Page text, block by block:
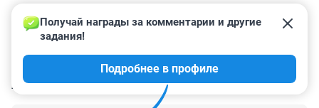
КОММЕНТАРИИ 1
Получай награды за комментарии и другие
задания!
Подробнее в профиле